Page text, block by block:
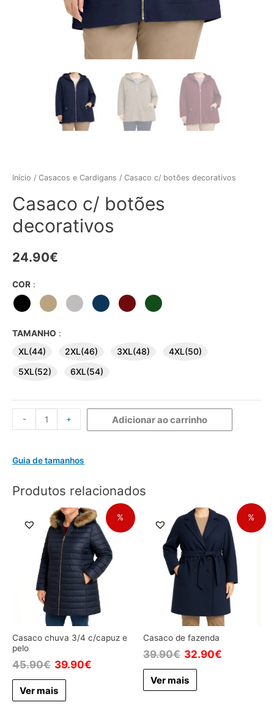
Início / Casacos e Cardigans / Casaco c/ botões decorativos
Casaco c/ botões
decorativos
24.90€
COR :
TAMANHO :
XL(44) 2XL(46) 3XL(48)
4XL(50)
5XL(52)
6XL(54)
- + Adicionar ao carrinho
Guia de tamanhos
Produtos relacionados
%
Casaco chuva 3/4 c/capuz e
pelo
45.90€ 39.90€
Ver mais
%
Casaco de fazenda
39.90€ 32.90€
Ver mais